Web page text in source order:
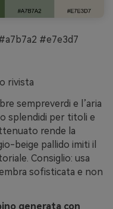
#e7e3d7
rivista
sempreverdi e l’aria
splendidi per titoli e
rende la
beige pallido imiti il
Consiglio: usa
sofisticata e non
generata con